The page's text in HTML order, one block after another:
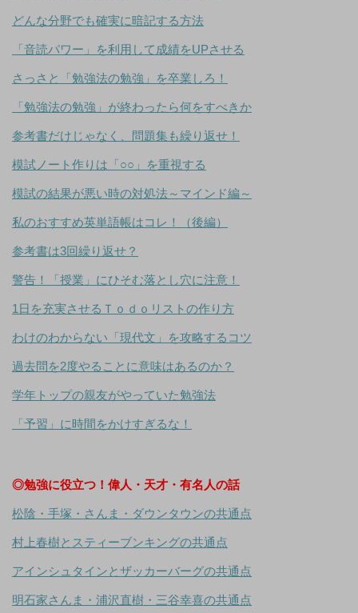
どんな分野でも確実に暗記する方法
「音読パワー」を利用して成績をUPさせる
さっさと「勉強法の勉強」を卒業しろ！
「勉強法の勉強」が終わったら何をすべきか
参考書だけじゃなく、問題集も繰り返せ！
模試ノート作りは「○○」を重視する
模試の結果が悪い時の対処法～マインド編～
私のおすすめ英単語帳はコレ！（後編）
参考書は3回繰り返せ？
警告！「授業」にひそむ落とし穴に注意！
1日を充実させるＴｏｄｏリストの作り方
わけのわからない「現代文」を攻略するコツ
過去問を2度やることに意味はあるのか？
学年トップの親友がやっていた勉強法
「予習」に時間をかけすぎるな！
◎勉強に役立つ！偉人・天才・有名人の話
松陰・手塚・さんま・ダウンタウンの共通点
村上春樹とスティーブンキングの共通点
アインシュタインとザッカーバーグの共通点
明石家さんま・浦沢直樹・三谷幸喜の共通点